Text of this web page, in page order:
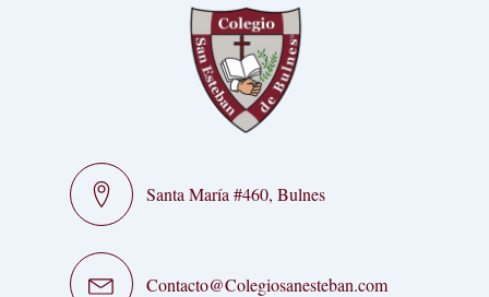
Santa María #460, Bulnes
Contacto@Colegiosanesteban.com